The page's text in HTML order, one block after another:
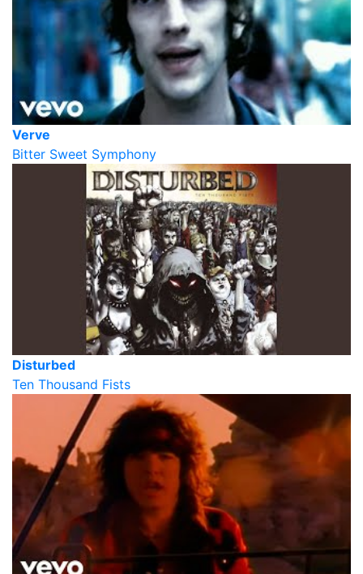
Verve
Bitter Sweet Symphony
Disturbed
Ten Thousand Fists